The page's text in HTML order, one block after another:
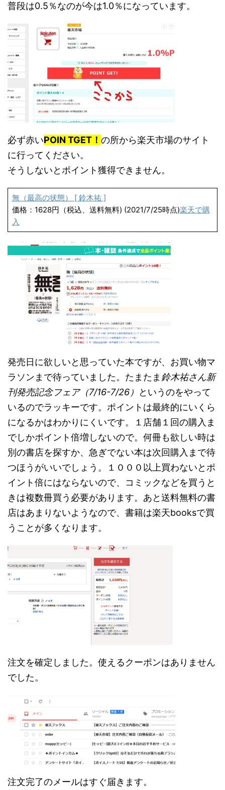
普段は0.5％なのが今は1.0％になっています。
必ず赤いPOIN TGET！ の所から楽天市場のサイト
に行ってください。
そうしないとポイント獲得できません。
無（最高の状態） [ 鈴木祐 ]
価格：1628円（税込、送料無料) (2021/7/25時点)楽天で購
入
発売日に欲しいと思っていた本ですが、お買い物マ
ラソンまで待っていました。たまたま 鈴木祐さん新
刊発売記念フェア（7/16-7/26）
というのをやって
いるのでラッキーです。ポイントは最終的にいくら
になるかはわかりにくいです。１店舗１回の購入ま
でしかポイント倍増しないので。何冊も欲しい時は
別の書店を探すか、急ぎでない本は次回購入まで待
つほうがいいでしょう。１０００以上買わないとポ
イント倍にはならないので、コミックなどを買うと
きは複数冊買う必要があります。あと送料無料の書
店はあまりないようなので、書籍は楽天booksで買
うことが多くなります。
注文を確定しました。使えるクーポンはありません
でした。
注文完了のメールはすぐ届きます。